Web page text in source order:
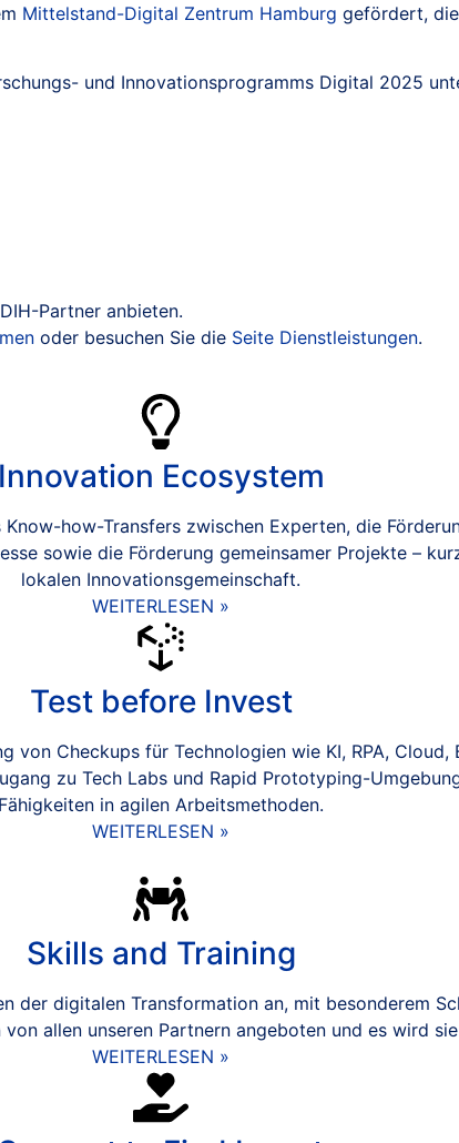
Mittelstand-Digital Zentrum Hamburg gefördert,
und Innovationsprogramms Digital 2025
Partner anbieten.
oder besuchen Sie die Seite Dienstleistungen.
Innovation Ecosystem
how-Transfers zwischen Experten, die
sowie die Förderung gemeinsamer Projekte –
lokalen Innovationsgemeinschaft.
WEITERLESEN »
Test before Invest
von Checkups für Technologien wie KI, RPA,
zu Tech Labs und Rapid Prototyping-
Fähigkeiten in agilen Arbeitsmethoden.
WEITERLESEN »
Skills and Training
der digitalen Transformation an, mit besonderem
allen unseren Partnern angeboten und es wird
WEITERLESEN »